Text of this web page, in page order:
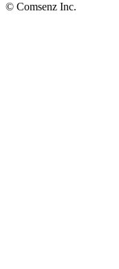
© Comsenz Inc.